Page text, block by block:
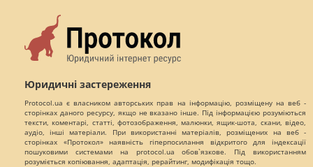
Юридичні застереження
Protocol.ua є власником авторських прав на інформацію, розміщену на веб -
сторінках даного ресурсу, якщо не вказано інше. Під інформацією розуміються
тексти, коментарі, статті, фотозображення, малюнки, ящик-шота, скани, відео,
аудіо, інші матеріали. При використанні матеріалів, розміщених на веб -
сторінках «Протокол» наявність гіперпосилання відкритого для індексації
пошуковими системами на protocol.ua обов`язкове. Під використанням
розуміється копіювання, адаптація, рерайтинг, модифікація тощо.